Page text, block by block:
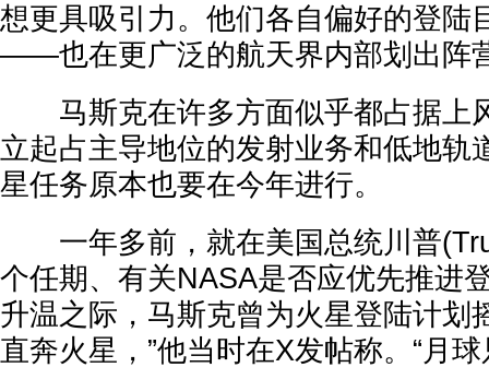
想更具吸引力。他们各自偏好的登
——也在更广泛的航天界内部划出阵
马斯克在许多方面似乎都占据上
立起占主导地位的发射业务和低地轨
星任务原本也要在今年进行。
一年多前，就在美国总统川普
个任期、有关NASA是否应优先推进
升温之际，马斯克曾为火星登陆计划
直奔火星，”他当时在X发帖称。“月